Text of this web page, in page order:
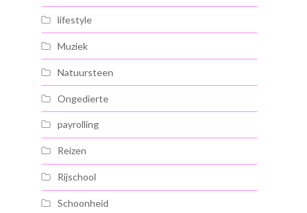
lifestyle
Muziek
Natuursteen
Ongedierte
payrolling
Reizen
Rijschool
Schoonheid